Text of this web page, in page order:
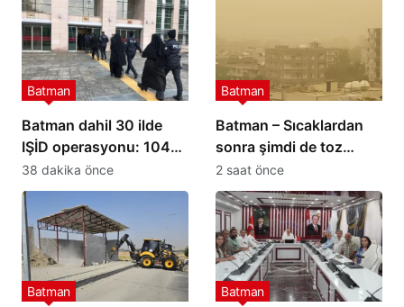
adım
Batman dahil 30 ilde
IŞİD operasyonu: 104
şüpheli yakalandı
Batman
38 dakika önce
Batman – Sıcaklardan
sonra şimdi de toz
taşınımı
Batman
2 saat önce
Batman Batman